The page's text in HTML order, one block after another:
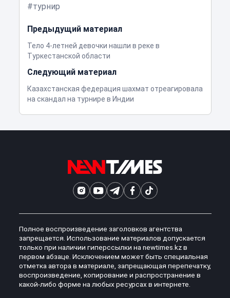
турнир
Предыдущий материал
Тело 4-летней девочки нашли в реке в
Туркестанской области
Следующий материал
Казахстанская федерация шахмат отреагировала
на скандал на турнире в Индии
Полное воспроизведение заголовков агентства
запрещается. Использование материалов допускается
только при наличии гиперссылки на newtimes.kz в
первом абзаце. Исключением может быть специальная
отметка автора в материале, запрещающая перепечатку,
воспроизведение, копирование и распространение в
какой-либо форме на любых ресурсах в интернете.